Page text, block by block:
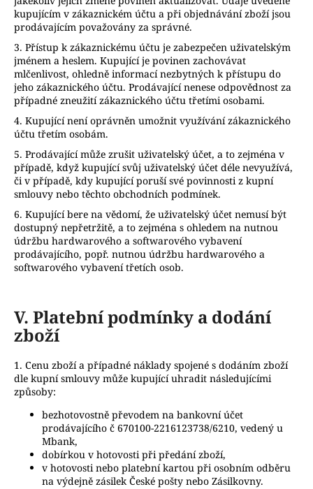
kupujícím v zákaznickém účtu a při objednávání zboží jsou
prodávajícím považovány za správné.
3. Přístup k zákaznickému účtu je zabezpečen uživatelským
jménem a heslem. Kupující je povinen zachovávat
mlčenlivost, ohledně informací nezbytných k přístupu do
jeho zákaznického účtu. Prodávající nenese odpovědnost za
případné zneužití zákaznického účtu třetími osobami.
4. Kupující není oprávněn umožnit využívání zákaznického
účtu třetím osobám.
5. Prodávající může zrušit uživatelský účet, a to zejména v
případě, když kupující svůj uživatelský účet déle nevyužívá,
či v případě, kdy kupující poruší své povinnosti z kupní
smlouvy nebo těchto obchodních podmínek.
6. Kupující bere na vědomí, že uživatelský účet nemusí být
dostupný nepřetržitě, a to zejména s ohledem na nutnou
údržbu hardwarového a softwarového vybavení
prodávajícího, popř. nutnou údržbu hardwarového a
softwarového vybavení třetích osob.
V. Platební podmínky a dodání
zboží
1. Cenu zboží a případné náklady spojené s dodáním zboží
dle kupní smlouvy může kupující uhradit následujícími
způsoby:
bezhotovostně převodem na bankovní účet
prodávajícího č 670100-2216123738/6210, vedený u
Mbank,
dobírkou v hotovosti při předání zboží,
v hotovosti nebo platební kartou při osobním odběru
na výdejně zásilek České pošty nebo Zásilkovny.